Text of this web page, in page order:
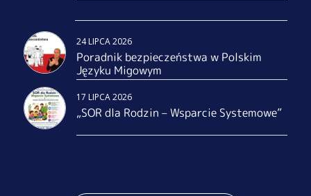
24 LIPCA 2026
Poradnik bezpieczeństwa w Polskim
Języku Migowym
17 LIPCA 2026
„SOR dla Rodzin – Wsparcie Systemowe”